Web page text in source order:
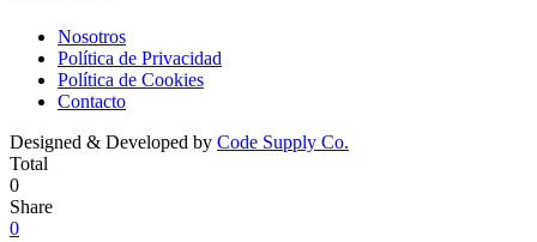
Nosotros
Política de Privacidad
Política de Cookies
Contacto
Designed & Developed by Code Supply Co.
Total
0
Share
0